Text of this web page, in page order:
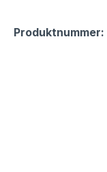
Produktnummer: